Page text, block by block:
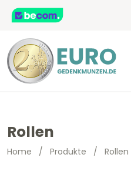
Rollen
Home / Produkte / Rollen